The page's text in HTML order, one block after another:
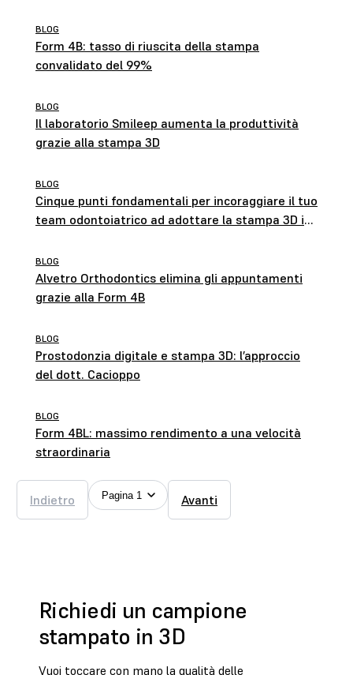
BLOG
Form 4B: tasso di riuscita della stampa
convalidato del 99%
BLOG
Il laboratorio Smileep aumenta la produttività
grazie alla stampa 3D
BLOG
Cinque punti fondamentali per incoraggiare il tuo
team odontoiatrico ad adottare la stampa 3D in-
BLOG
Alvetro Orthodontics elimina gli appuntamenti
grazie alla Form 4B
BLOG
Prostodonzia digitale e stampa 3D: l’approccio
del dott. Cacioppo
BLOG
Form 4BL: massimo rendimento a una velocità
straordinaria
Indietro Pagina 1 Avanti
Richiedi un campione
stampato in 3D
Vuoi toccare con mano la qualità delle